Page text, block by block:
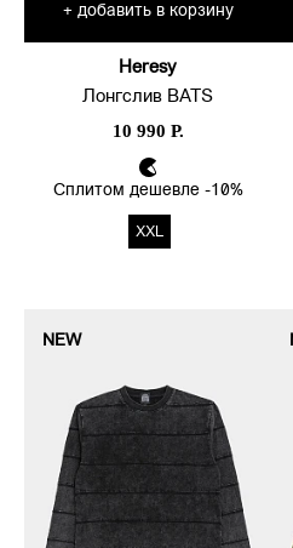
+ добавить в корзину
Heresy
Лонгслив BATS
10 990 Р.
Сплитом дешевле -10%
XXL
NEW